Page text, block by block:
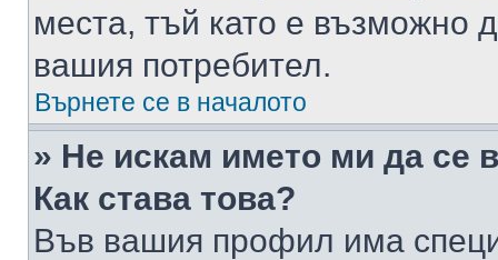
места, тъй като е възможно
вашия потребител.
Върнете се в началото
» Не искам името ми да се
Как става това?
Във вашия профил има